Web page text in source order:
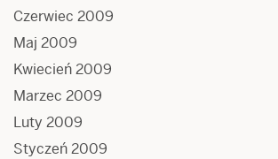
Czerwiec 2009
Maj 2009
Kwiecień 2009
Marzec 2009
Luty 2009
Styczeń 2009